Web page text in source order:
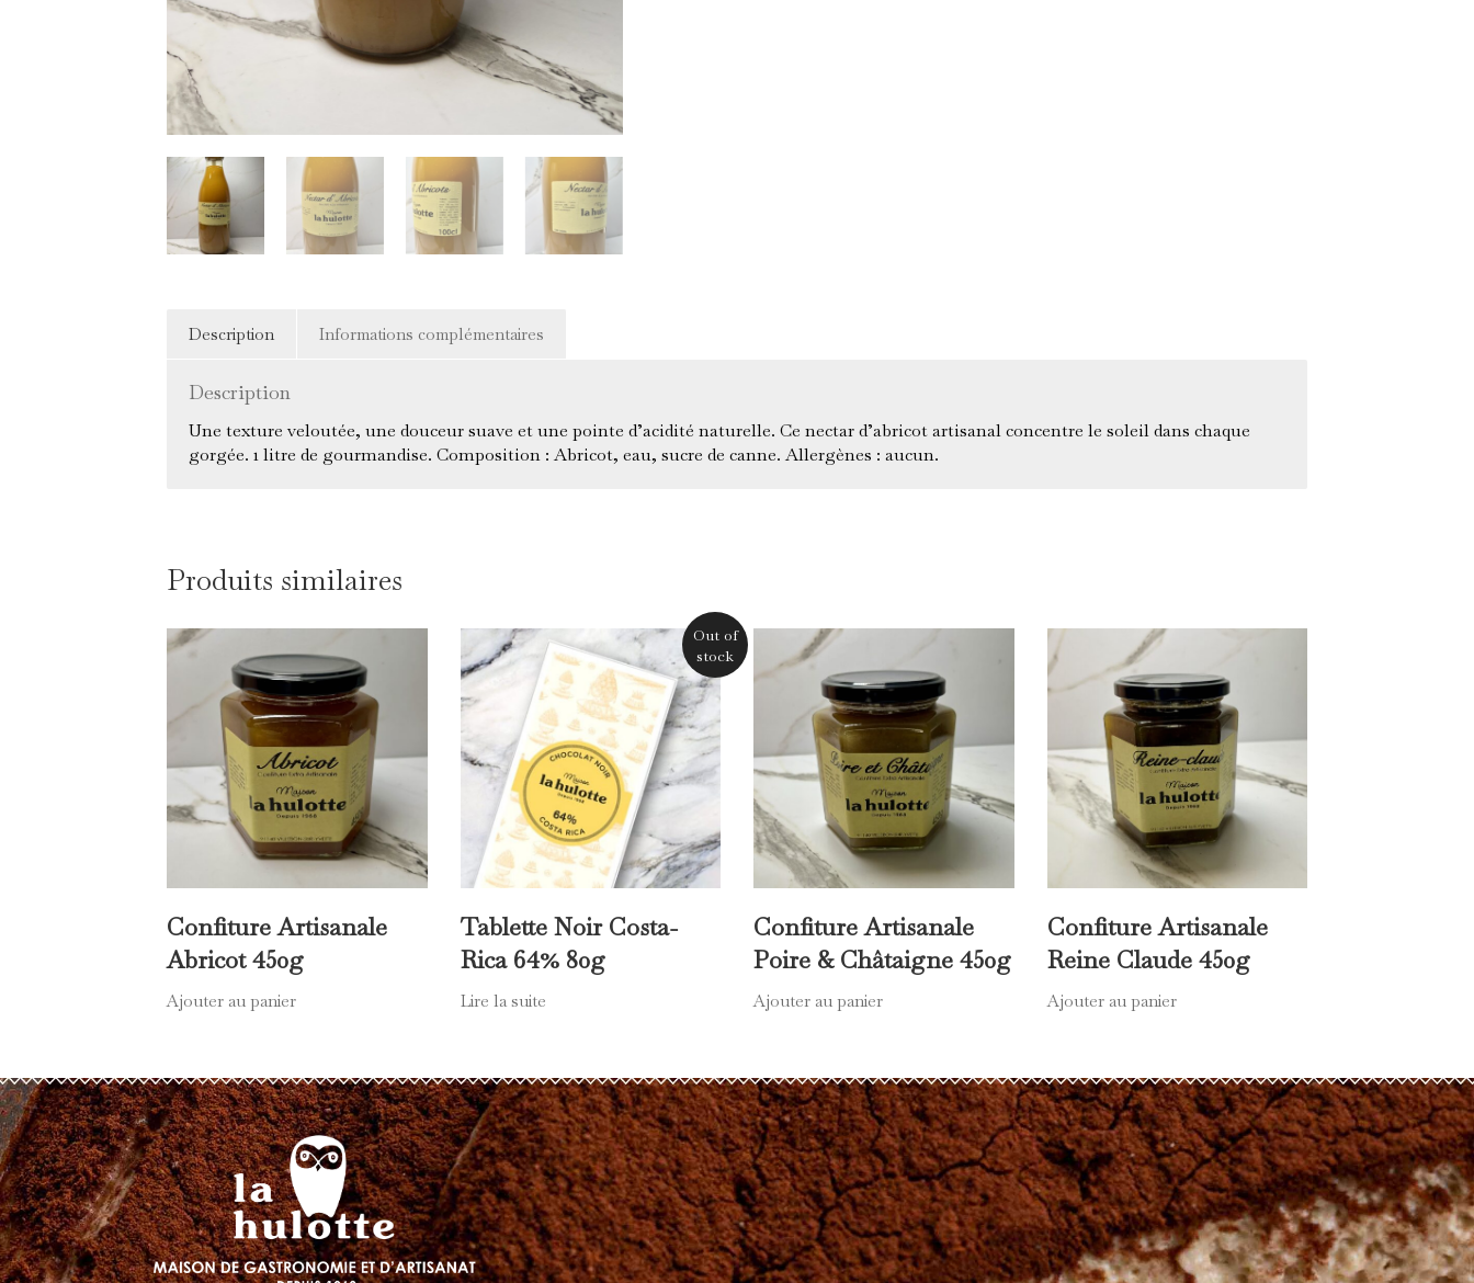
Description Informations complémentaires
Description
Une texture veloutée, une douceur suave et une pointe d’acidité naturelle. Ce nectar d’abricot artisanal concentre le soleil dans chaque
gorgée. 1 litre de gourmandise. Composition : Abricot, eau, sucre de canne. Allergènes : aucun.
Produits similaires
Confiture Artisanale
Abricot 450g
Ajouter au panier
Out of
stock
Tablette Noir Costa-
Rica 64% 80g
Lire la suite
Confiture Artisanale
Poire & Châtaigne 450g
Ajouter au panier
Confiture Artisanale
Reine Claude 450g
Ajouter au panier